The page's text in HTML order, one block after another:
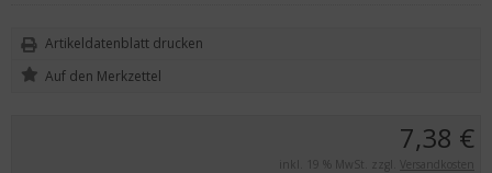
7,38 €
inkl. 19 % MwSt. zzgl. Versandkosten
Artikeldatenblatt drucken